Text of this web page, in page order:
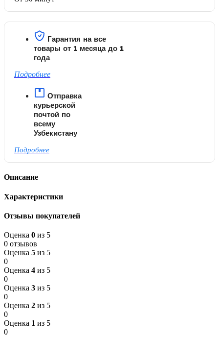
Гарантия на все
товары от 1 месяца до 1
года
Подробнее
Отправка
курьерской
почтой по
всему
Узбекистану
Подробнее
Описание
Характеристики
Отзывы покупателей
Оценка 0 из 5
0 отзывов
Оценка 5 из 5
0
Оценка 4 из 5
0
Оценка 3 из 5
0
Оценка 2 из 5
0
Оценка 1 из 5
0